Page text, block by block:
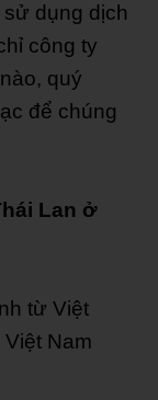
dụng dịch
công ty
quý
để chúng
Lan ở
từ Việt
Nam